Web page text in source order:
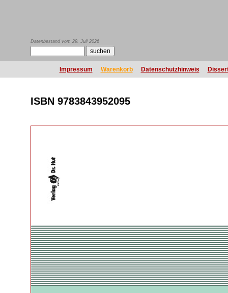
Datenbestand vom 29. Juli 2026
Impressum Warenkorb Datenschutzhinweis
ISBN 9783843952095